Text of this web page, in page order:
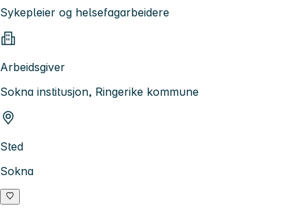
Sykepleier og helsefagarbeidere
Arbeidsgiver
Sokna institusjon, Ringerike kommune
Sted
Sokna